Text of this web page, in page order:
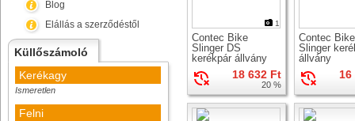
Blog
Elállás a szerződéstől
Küllőszámoló
Kerékagy
Ismeretlen
Felni
1
Contec Bike
Slinger DS
kerékpár állvány
18 632 Ft
20 %
Contec Bike
Slinger
állvány
16